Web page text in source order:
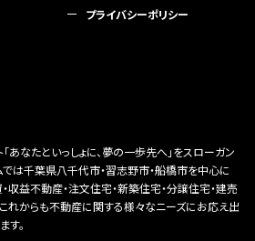
プライバシーポリシー
あなたといっしょに、夢の一歩先へ」をスローガン
は千葉県八千代市・習志野市・船橋市を中心に
収益不動産・注文住宅・新築住宅・分譲住宅・建売
れからも不動産に関する様々なニーズにお応え出
。